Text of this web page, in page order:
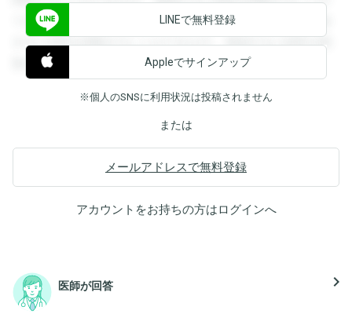
できます。登録すると回答を閲覧することができます。登録
すると回答を閲覧することができます。登録すると回答を閲
覧することができます。
LINEで無料登録
Appleでサインアップ
※個人のSNSに利用状況は投稿されません
または
メールアドレスで無料登録
アカウントをお持ちの方はログインへ
医師が回答 navigate_next